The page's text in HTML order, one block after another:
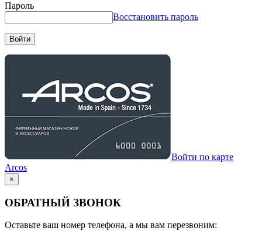
Пароль
Восстановить пароль
Войти
Войти по карте
Arcos
×
ОБРАТНЫЙ ЗВОНОК
Оставьте ваш номер телефона, а мы вам перезвоним: